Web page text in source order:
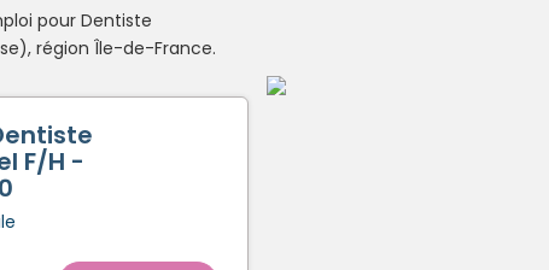
pour Dentiste
région Île-de-France.
F/H -